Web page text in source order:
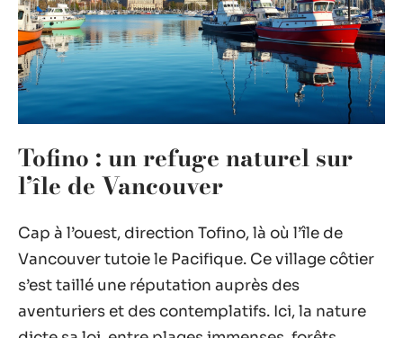
Tofino : un refuge naturel sur
l’île de Vancouver
Cap à l’ouest, direction Tofino, là où l’île de
Vancouver tutoie le Pacifique. Ce village côtier
s’est taillé une réputation auprès des
aventuriers et des contemplatifs. Ici, la nature